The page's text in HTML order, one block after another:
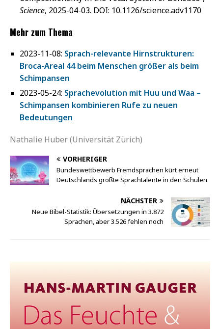
Science, 2025-04-03. DOI: 10.1126/science.adv1170
Mehr zum Thema
2023-11-08: Sprach-relevante Hirnstrukturen:
Broca-Areal 44 beim Menschen größer als beim
Schimpansen
2023-05-24: Sprachevolution mit Huu und Waa –
Schimpansen kombinieren Rufe zu neuen
Bedeutungen
Nathalie Huber (Universität Zürich)
VORHERIGER
Bundeswettbewerb Fremdsprachen kürt erneut
Deutschlands größte Sprachtalente in den Schulen
NÄCHSTER
Neue Bibel-Statistik: Übersetzungen in 3.872
Sprachen, aber 3.526 fehlen noch